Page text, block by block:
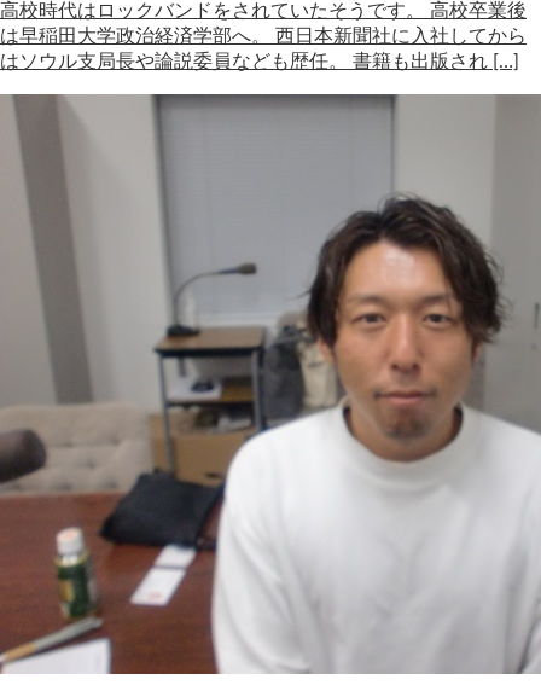
高校時代はロックバンドをされていたそうです。 高校卒業後
は早稲田大学政治経済学部へ。 西日本新聞社に入社してから
はソウル支局長や論説委員なども歴任。 書籍も出版され […]